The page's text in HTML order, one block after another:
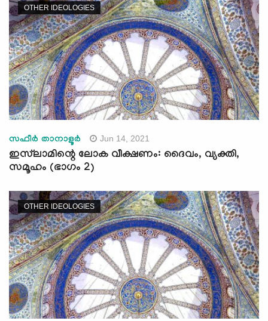
OTHER IDEOLOGIES
സഫീർ താനാളൂർ Jun 14, 2021
ഇസ്‌ലാമിന്റെ ലോക വീക്ഷണം: ദൈവം, വ്യക്തി,
സമൂഹം (ഭാഗം 2)
OTHER IDEOLOGIES